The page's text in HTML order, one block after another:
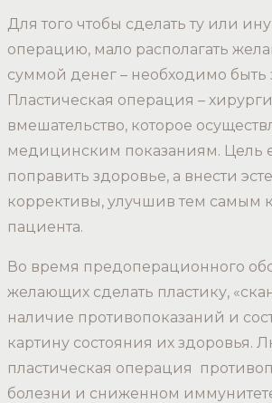
Для того чтобы сделать ту или
операцию, мало располагать
суммой денег – необходимо быть
Пластическая операция –
вмешательство, которое
медицинским показаниям. Цель
поправить здоровье, а внести
коррективы, улучшив тем самым
пациента.
Во время предоперационного
желающих сделать пластику,
наличие противопоказаний и
картину состояния их здоровья.
пластическая операция
болезни и сниженном